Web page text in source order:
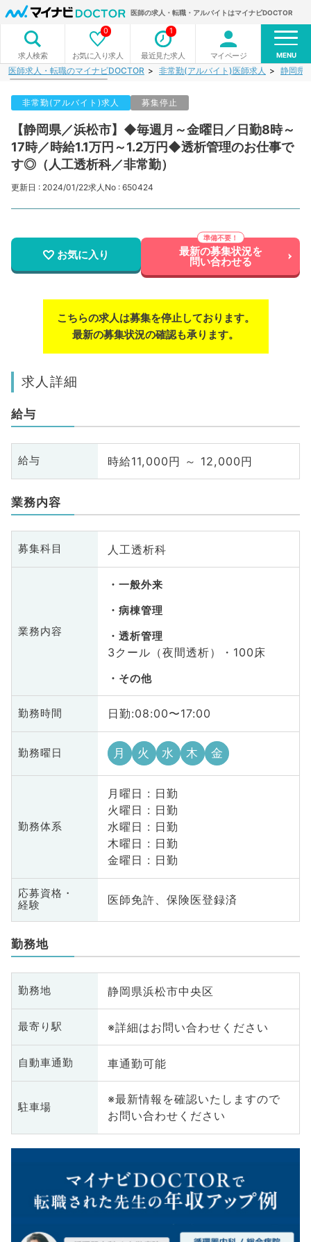
医師の求人・転職・アルバイトはマイナビDOCTOR
求人検索 お気に入り求人
0
最近見た求人
1
マイページ MENU
医師求人・転職のマイナビDOCTOR 非常勤(アルバイト)医師求人 静岡県
非常勤(アルバイト)求人 募集停止
【静岡県／浜松市】◆毎週月～金曜日／日勤8時～
17時／時給1.1万円～1.2万円◆透析管理のお仕事で
す◎（人工透析科／非常勤）
更新日 : 2024/01/22求人No : 650424
お気に入り 最新の募集状況を
問い合わせる
こちらの求人は募集を停止しております。
最新の募集状況の確認も承ります。
求人詳細
給与
給与 時給11,000円 ～ 12,000円
業務内容
募集科目 人工透析科
業務内容
一般外来
病棟管理
透析管理
3クール（夜間透析）・100床
その他
勤務時間 日勤:08:00〜17:00
勤務曜日 月 火 水 木 金
勤務体系
月曜日 : 日勤
火曜日 : 日勤
水曜日 : 日勤
木曜日 : 日勤
金曜日 : 日勤
応募資格・
経験
医師免許、保険医登録済
勤務地
勤務地 静岡県浜松市中央区
最寄り駅 ※詳細はお問い合わせください
自動車通勤 車通勤可能
駐車場
※最新情報を確認いたしますので
お問い合わせください